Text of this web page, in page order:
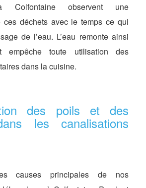
Colfontaine observent une
ces déchets avec le temps ce qui
de l’eau. L’eau remonte ainsi
empêche toute utilisation des
dans la cuisine.
des poils et des
les canalisations
causes principales de nos